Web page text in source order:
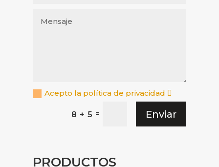
Acepto la política de privacidad
8 + 5 = Enviar
PRODUCTOS